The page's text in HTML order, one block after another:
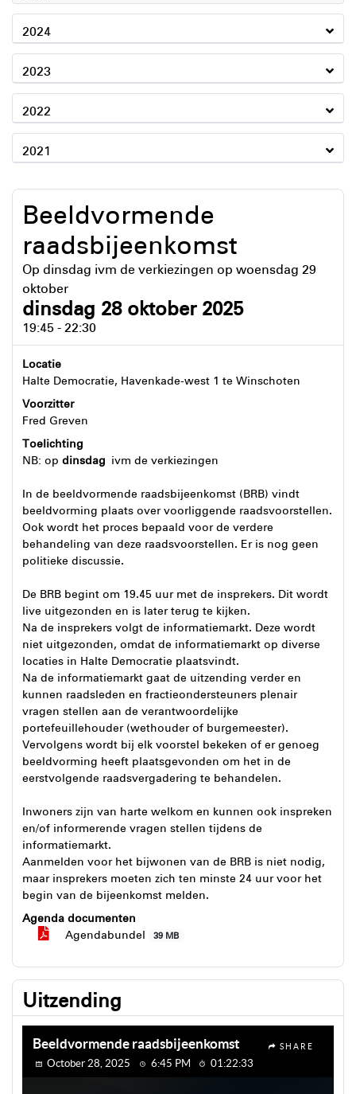
2024
2023
2022
2021
Beeldvormende
raadsbijeenkomst
Op dinsdag ivm de verkiezingen op woensdag 29
oktober
dinsdag 28 oktober 2025
19:45 - 22:30
Locatie
Halte Democratie, Havenkade-west 1 te Winschoten
Voorzitter
Fred Greven
Toelichting
NB: op dinsdag ivm de verkiezingen
In de beeldvormende raadsbijeenkomst (BRB) vindt
beeldvorming plaats over voorliggende raadsvoorstellen.
Ook wordt het proces bepaald voor de verdere
behandeling van deze raadsvoorstellen. Er is nog geen
politieke discussie.
De BRB begint om 19.45 uur met de insprekers. Dit wordt
live uitgezonden en is later terug te kijken.
Na de insprekers volgt de informatiemarkt. Deze wordt
niet uitgezonden, omdat de informatiemarkt op diverse
locaties in Halte Democratie plaatsvindt.
Na de informatiemarkt gaat de uitzending verder en
kunnen raadsleden en fractieondersteuners plenair
vragen stellen aan de verantwoordelijke
portefeuillehouder (wethouder of burgemeester).
Vervolgens wordt bij elk voorstel bekeken of er genoeg
beeldvorming heeft plaatsgevonden om het in de
eerstvolgende raadsvergadering te behandelen.
Inwoners zijn van harte welkom en kunnen ook inspreken
en/of informerende vragen stellen tijdens de
informatiemarkt.
Aanmelden voor het bijwonen van de BRB is niet nodig,
maar insprekers moeten zich ten minste 24 uur voor het
begin van de bijeenkomst melden.
Agenda documenten
Agendabundel
39 MB
Uitzending